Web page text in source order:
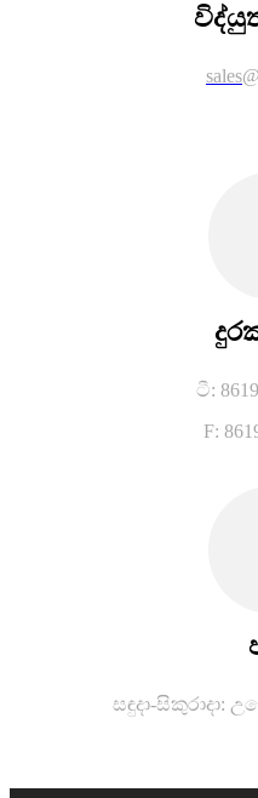
ටී:
F:
සඳුදා-සිකුරාදා: